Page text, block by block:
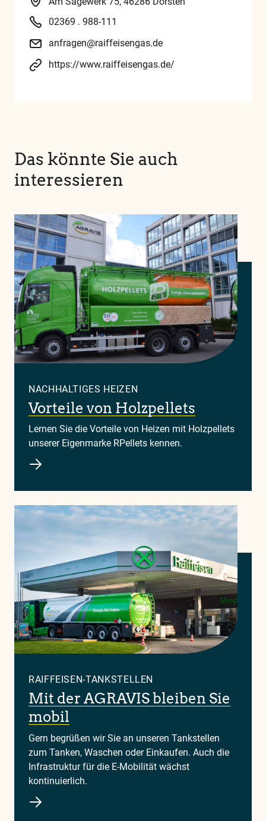
02369 . 988-111
anfragen@raiffeisengas.de
https://www.raiffeisengas.de/
Das könnte Sie auch
interessieren
NACHHALTIGES HEIZEN
Vorteile von Holzpellets
Lernen Sie die Vorteile von Heizen mit Holzpellets
unserer Eigenmarke RPellets kennen.
RAIFFEISEN-TANKSTELLEN
Mit der AGRAVIS bleiben Sie
mobil
Gern begrüßen wir Sie an unseren Tankstellen
zum Tanken, Waschen oder Einkaufen. Auch die
Infrastruktur für die E-Mobilität wächst
kontinuierlich.